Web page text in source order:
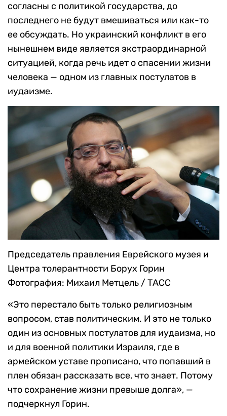
согласны с политикой государства, до
последнего не будут вмешиваться или как-то
ее обсуждать. Но украинский конфликт в его
нынешнем виде является экстраординарной
ситуацией, когда речь идет о спасении жизни
человека — одном из главных постулатов в
иудаизме.
Председатель правления Еврейского музея и
Центра толерантности Борух Горин
Фотография: Михаил Метцель / ТАСС
«Это перестало быть только религиозным
вопросом, став политическим. И это не только
один из основных постулатов для иудаизма, но
и для военной политики Израиля, где в
армейском уставе прописано, что попавший в
плен обязан рассказать все, что знает. Потому
что сохранение жизни превыше долга», —
подчеркнул Горин.